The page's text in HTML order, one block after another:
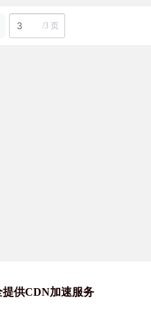
/3 页
供CDN加速服务